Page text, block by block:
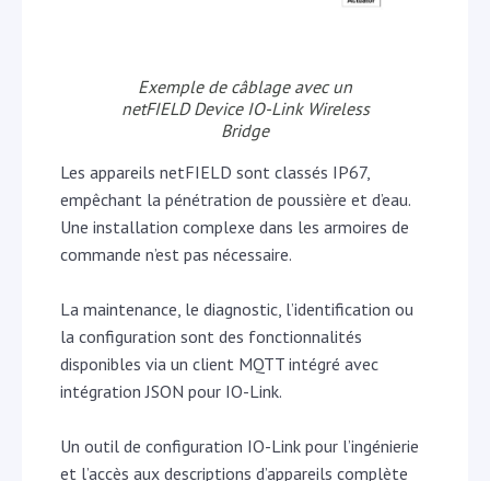
Exemple de câblage avec un
netFIELD Device IO-Link Wireless
Bridge
Les appareils netFIELD sont classés IP67,
empêchant la pénétration de poussière et d’eau.
Une installation complexe dans les armoires de
commande n’est pas nécessaire.
La maintenance, le diagnostic, l’identification ou
la configuration sont des fonctionnalités
disponibles via un client MQTT intégré avec
intégration JSON pour IO-Link.
Un outil de configuration IO-Link pour l’ingénierie
et l’accès aux descriptions d’appareils complète